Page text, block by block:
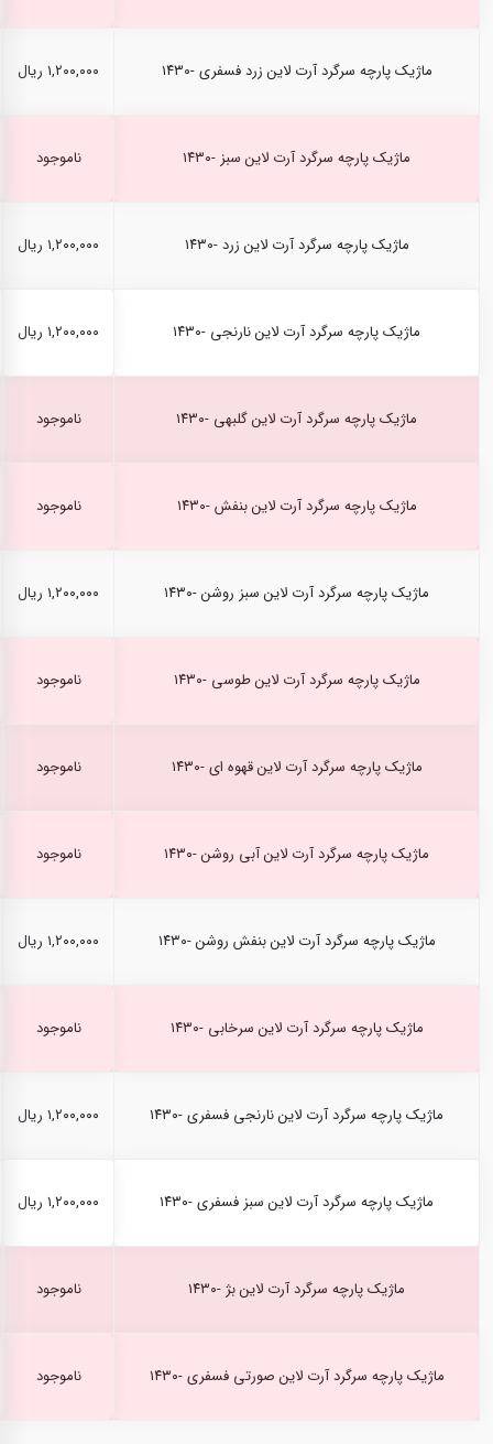
ماژیک پارچه سرگرد آرت لاین زرد فسفری -۱۴۳۰ ۱,۲۰۰,۰۰۰ ریال
ماژیک پارچه سرگرد آرت لاین سبز -۱۴۳۰ ناموجود
ماژیک پارچه سرگرد آرت لاین زرد -۱۴۳۰ ۱,۲۰۰,۰۰۰ ریال
ماژیک پارچه سرگرد آرت لاین نارنجی -۱۴۳۰ ۱,۲۰۰,۰۰۰ ریال
ماژیک پارچه سرگرد آرت لاین گلبهی -۱۴۳۰ ناموجود
ماژیک پارچه سرگرد آرت لاین بنفش -۱۴۳۰ ناموجود
ماژیک پارچه سرگرد آرت لاین سبز روشن -۱۴۳۰ ۱,۲۰۰,۰۰۰ ریال
ماژیک پارچه سرگرد آرت لاین طوسی -۱۴۳۰ ناموجود
ماژیک پارچه سرگرد آرت لاین قهوه ای -۱۴۳۰ ناموجود
ماژیک پارچه سرگرد آرت لاین آبی روشن -۱۴۳۰ ناموجود
ماژیک پارچه سرگرد آرت لاین بنفش روشن -۱۴۳۰ ۱,۲۰۰,۰۰۰ ریال
ماژیک پارچه سرگرد آرت لاین سرخابی -۱۴۳۰ ناموجود
ماژیک پارچه سرگرد آرت لاین نارنجی فسفری -۱۴۳۰ ۱,۲۰۰,۰۰۰ ریال
ماژیک پارچه سرگرد آرت لاین سبز فسفری -۱۴۳۰ ۱,۲۰۰,۰۰۰ ریال
ماژیک پارچه سرگرد آرت لاین بژ -۱۴۳۰ ناموجود
ماژیک پارچه سرگرد آرت لاین صورتی فسفری -۱۴۳۰ ناموجود